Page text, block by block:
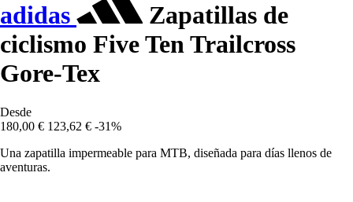
adidas
Zapatillas de
ciclismo Five Ten Trailcross
Gore-Tex
Desde
180,00 € 123,62 € -31%
Una zapatilla impermeable para MTB, diseñada para días llenos de
aventuras.